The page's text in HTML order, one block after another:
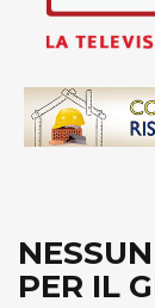
PER IL